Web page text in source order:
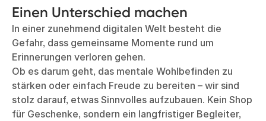
Einen Unterschied machen
In einer zunehmend digitalen Welt besteht die
Gefahr, dass gemeinsame Momente rund um
Erinnerungen verloren gehen.
Ob es darum geht, das mentale Wohlbefinden zu
stärken oder einfach Freude zu bereiten – wir sind
stolz darauf, etwas Sinnvolles aufzubauen. Kein Shop
für Geschenke, sondern ein langfristiger Begleiter,